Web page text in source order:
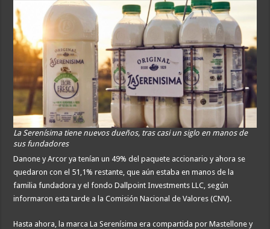
La Serenísima tiene nuevos dueños, tras casi un siglo en manos de
sus fundadores
Danone y Arcor ya tenían un 49% del paquete accionario y ahora se
quedaron con el 51,1% restante, que aún estaba en manos de la
familia fundadora y el fondo Dallpoint Investments LLC, según
informaron esta tarde a la Comisión Nacional de Valores (CNV).
Hasta ahora, la marca La Serenísima era compartida por Mastellone y